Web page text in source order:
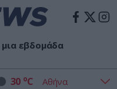
εβδομάδα
30 oC